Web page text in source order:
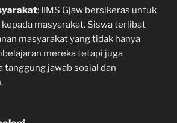
: IIMS Gjaw bersikeras untuk
masyarakat. Siswa terlibat
masyarakat yang tidak hanya
mereka tetapi juga
tanggung jawab sosial dan